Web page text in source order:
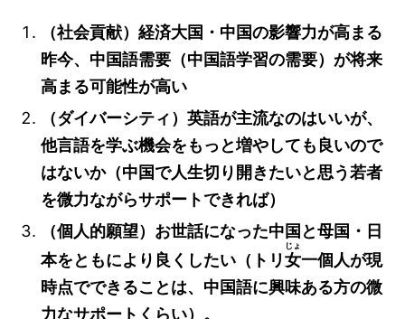
（社会貢献）経済大国・中国の影響力が高まる
昨今、中国語需要（中国語学習の需要）が将来
高まる可能性が高い
（ダイバーシティ）英語が主流なのはいいが、
他言語を学ぶ機会をもっと増やしても良いので
はないか（中国で人生切り開きたいと思う若者
を微力ながらサポートできれば）
（個人的願望）お世話になった中国と母国・日
本をともにより良くしたい（トリ女
じょ
一個人が現
時点でできることは、中国語に興味ある方の微
力なサポートくらい）。